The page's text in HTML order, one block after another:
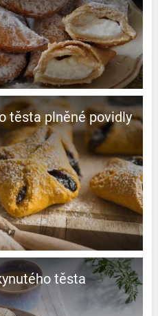
těsta plněné povidly
těsta